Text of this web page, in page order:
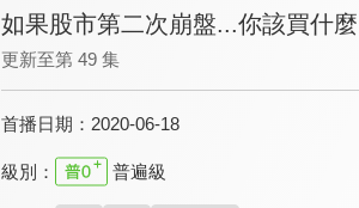
如果股市第二次崩盤...你該買什
更新至第 49 集
首播日期： 2020-06-18
級別： 普遍級